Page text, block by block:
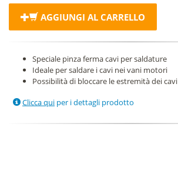
AGGIUNGI AL CARRELLO
Speciale pinza ferma cavi per saldature
Ideale per saldare i cavi nei vani motori
Possibilità di bloccare le estremità dei cavi
Clicca qui per i dettagli prodotto